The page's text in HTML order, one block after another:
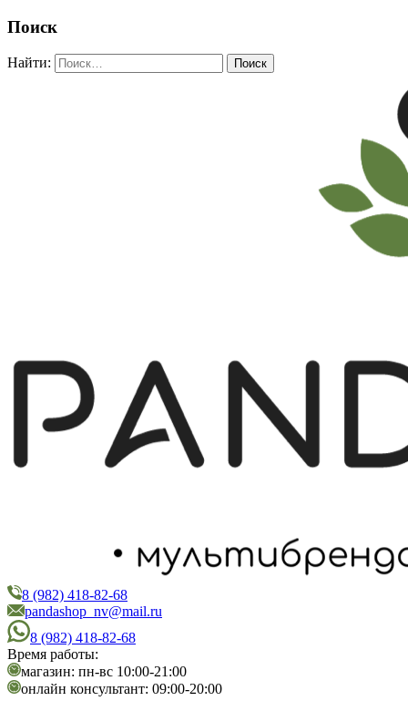
Поиск
Найти:
PandaShop
Интернет-магазин косметики
8 (982) 418-82-68
pandashop_nv@mail.ru
8 (982) 418-82-68
Время работы:
магазин: пн-вс 10:00-21:00
онлайн консультант: 09:00-20:00